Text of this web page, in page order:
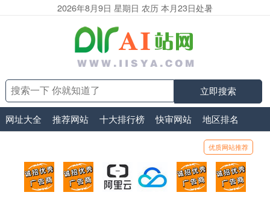
2026年8月9日 星期日 农历 本月23日处暑
立即搜索
网址大全 推荐网站 十大排行榜 快审网站 地区排名
优质网站推荐
顶部广告位1
广告位招商_广告位待售
顶部广告位2
广告位招商_广告位待售
阿里云
打折活动、99元/年
腾讯云
优惠打折，99元/年
顶部广告位5
广告位招商_